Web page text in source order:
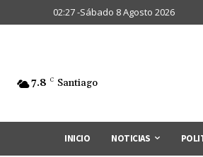
02:27 -Sábado 8 Agosto 2026
7.8 C Santiago
INICIO NOTICIAS